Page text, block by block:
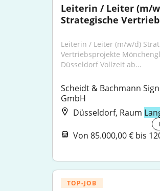
Leiterin / Leiter (m/
Strategische
Leiterin / Leiter (m/w/d)
Vertriebsprojekte
Düsseldorf Vollzeit ab...
Scheidt & Bachmann
GmbH
Düsseldorf, Raum
Von 85.000,00 € bis
TOP-JOB